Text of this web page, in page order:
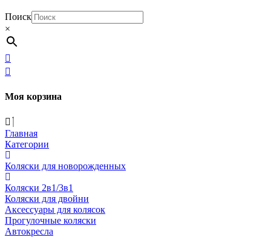
Поиск
×
Моя корзина
Главная
Категории
Коляски для новорожденных
Коляски 2в1/3в1
Коляски для двойни
Аксессуары для колясок
Прогулочные коляски
Автокресла